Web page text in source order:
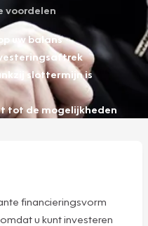
voordelen
uw balans
slottermijn is
tot de mogelijkheden
financieringsvorm
u kunt investeren